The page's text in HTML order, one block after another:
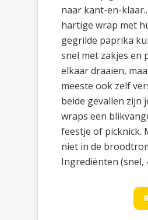
naar kant-en-
hartige wrap met
gegrilde paprika
snel met zakjes en
elkaar draaien,
meeste ook zelf
beide gevallen zijn
wraps een
feestje of picknick.
niet in de
Ingrediënten (snel,